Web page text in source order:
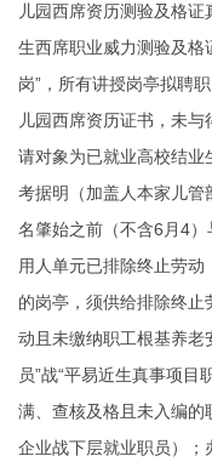
儿园西席资历测验及格
生西席职业威力测验及格
岗”，所有讲授岗亭拟聘
儿园西席资历证书，未
请对象为已就业高校结业
考据明（加盖人本家儿管
名肇始之前（不含6月4
用人单元已排除终止劳
的岗亭，须供给排除终
动且未缴纳职工根基养老
员”战“平易近生真事项目
满、查核及格且未入编的
企业战下层就业职员）；